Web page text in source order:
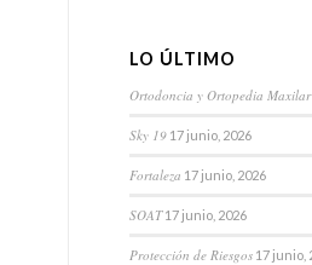
LO ÚLTIMO
Ortodoncia y Ortopedia Maxilar
Sky 19 17 junio, 2026
Fortaleza 17 junio, 2026
SOAT 17 junio, 2026
Protección de Riesgos 17 junio,